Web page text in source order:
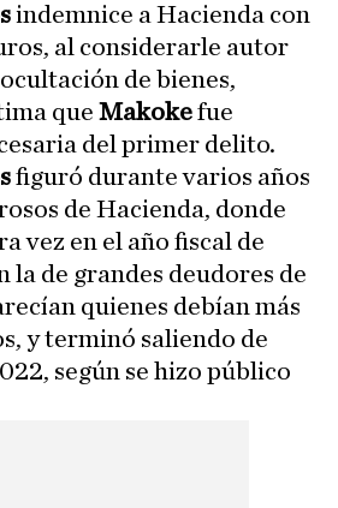
indemnice a Hacienda con
al considerarle autor
de bienes,
que Makokefue
del primer delito.
figuró durante varios años
de Hacienda, donde
vez en el año fiscal de
la de grandes deudores de
quienes debían más
y terminó saliendo de
según se hizo público